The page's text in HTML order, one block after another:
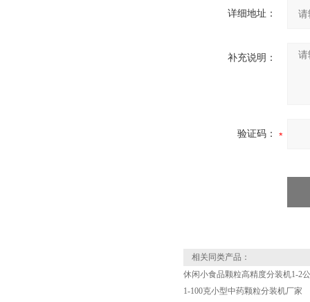
详细地址：
补充说明：
验证码：
相关同类产品：
休闲小食品颗粒高精度分装机1-2
1-100克小型中药颗粒分装机厂家